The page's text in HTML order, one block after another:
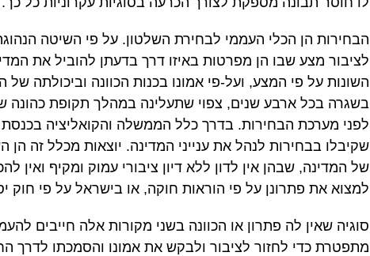
הבחירות הן הכלי העממי לבחירת השלטון. על פי השיטה
לציבור מצע שבו הן מפרטות באיזו דרך בדעתן להוביל את
השונות על פי המצע, ועל-פי אמונו בכנות הכוונה וביכולתה
בשגרה בכל ארבע שנים, צפוי שתעלינה במהלך תקופת
לפני מערכת הבחירות. בדרך כלל הממשלה והקואליציה
שקיבלו בבחירות לנהל את ענייני המדינה. יוצאות מכלל זה
של המדינה, שבהן אין לדון ללא דיון ציבורי עמוק ומקיף ואין
למצוא את פתרונן על פי הוראות חוקה, או בישראל על פי
סוגיה שאין לה פתרון או הכוונה בשני מקורות אלה חייבים
מתפטרת כדי לחזור לציבור ולבקש את אמונו והסמכתו לדרך